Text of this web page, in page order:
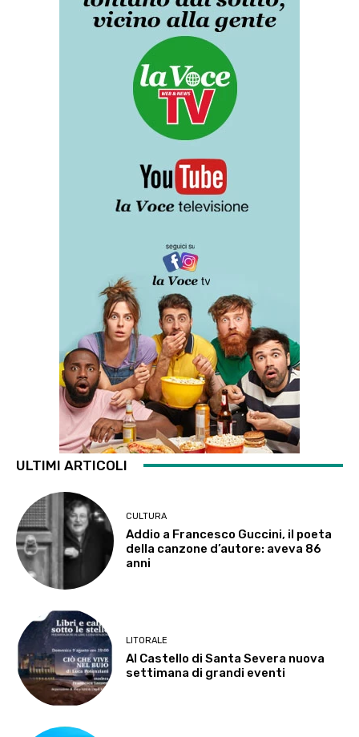
ULTIMI ARTICOLI
CULTURA
Addio a Francesco Guccini, il poeta
della canzone d’autore: aveva 86
anni
LITORALE
Al Castello di Santa Severa nuova
settimana di grandi eventi